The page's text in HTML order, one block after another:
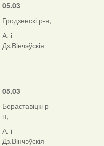
05.03
Гродзенскі р-н,
А. і
Дз.Вінчэўскія
05.03
Бераставіцкі р-
н,
А. і
Дз.Вінчэўскія